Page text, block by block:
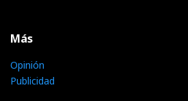
Más
Opinión
Publicidad